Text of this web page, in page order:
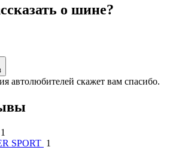
о шине?
автолюбителей скажет вам спасибо.
1
SPORT 1